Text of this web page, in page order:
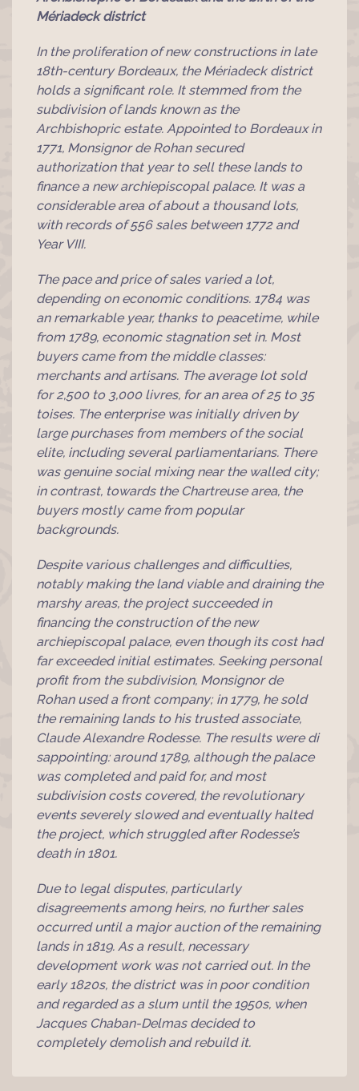
Mériadeck district
In the proliferation of new constructions in late
18th-century Bordeaux, the Mériadeck district
holds a significant role. It stemmed from the
subdivision of lands known as the
Archbishopric estate. Appointed to Bordeaux in
1771, Monsignor de Rohan secured
authorization that year to sell these lands to
finance a new archiepiscopal palace. It was a
considerable area of about a thousand lots,
with records of 556 sales between 1772 and
Year VIII.
The pace and price of sales varied a lot,
depending on economic conditions. 1784 was
an remarkable year, thanks to peacetime, while
from 1789, economic stagnation set in. Most
buyers came from the middle classes:
merchants and artisans. The average lot sold
for 2,500 to 3,000 livres, for an area of 25 to 35
toises. The enterprise was initially driven by
large purchases from members of the social
elite, including several parliamentarians. There
was genuine social mixing near the walled city;
in contrast, towards the Chartreuse area, the
buyers mostly came from popular
backgrounds.
Despite various challenges and difficulties,
notably making the land viable and draining the
marshy areas, the project succeeded in
financing the construction of the new
archiepiscopal palace, even though its cost had
far exceeded initial estimates. Seeking personal
profit from the subdivision, Monsignor de
Rohan used a front company; in 1779, he sold
the remaining lands to his trusted associate,
Claude Alexandre Rodesse. The results were di
sappointing: around 1789, although the palace
was completed and paid for, and most
subdivision costs covered, the revolutionary
events severely slowed and eventually halted
the project, which struggled after Rodesse’s
death in 1801.
Due to legal disputes, particularly
disagreements among heirs, no further sales
occurred until a major auction of the remaining
lands in 1819. As a result, necessary
development work was not carried out. In the
early 1820s, the district was in poor condition
and regarded as a slum until the 1950s, when
Jacques Chaban-Delmas decided to
completely demolish and rebuild it.